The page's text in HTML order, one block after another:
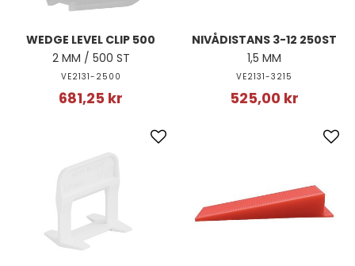
WEDGE LEVEL CLIP 500
2 MM / 500 ST
VE2131-2500
681,25 kr
NIVÅDISTANS 3-12 250ST
1,5 MM
VE2131-3215
525,00 kr